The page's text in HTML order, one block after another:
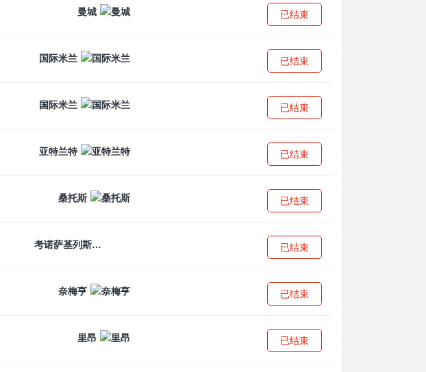
曼城 已结束
国际米兰 已结束
国际米兰 已结束
亚特兰特 已结束
桑托斯 已结束
考诺萨基列斯 已结束
奈梅亨 已结束
里昂 已结束